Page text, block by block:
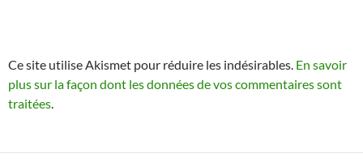
Ce site utilise Akismet pour réduire les indésirables. En savoir
plus sur la façon dont les données de vos commentaires sont
traitées.